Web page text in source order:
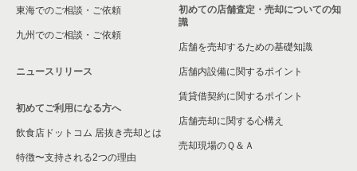
横浜市旭区の飲食店の居抜き売却物件の案件一覧
横浜市緑区の飲食店の居抜き売却物件の案件一覧
平塚市の飲食店の居抜き売却物件の案件一覧
横浜市港南区の飲食店の居抜き売却物件の案件一覧
横須賀市の飲食店の居抜き売却物件の案件一覧
東海でのご相談・ご依頼
九州でのご相談・ご依頼
ニュースリリース
初めてご利用になる方へ
飲食店ドットコム 居抜き売却とは
特徴〜支持される2つの理由
初めての店舗査定・売却についての知
識
店舗を売却するための基礎知識
店舗内設備に関するポイント
賃貸借契約に関するポイント
店舗売却に関する心構え
売却現場のＱ＆Ａ